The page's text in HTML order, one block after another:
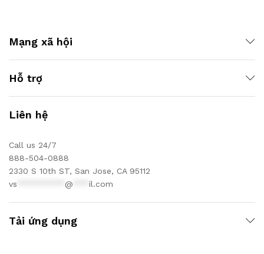
Mạng xã hội
Hỗ trợ
Liên hệ
Call us 24/7
888-504-0888
2330 S 10th ST, San Jose, CA 95112
vs
@ il.com
Tải ứng dụng